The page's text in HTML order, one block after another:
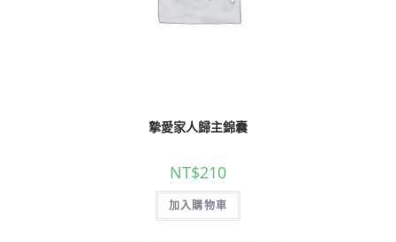
摯愛家人歸主錦囊
NT$210
加入購物車